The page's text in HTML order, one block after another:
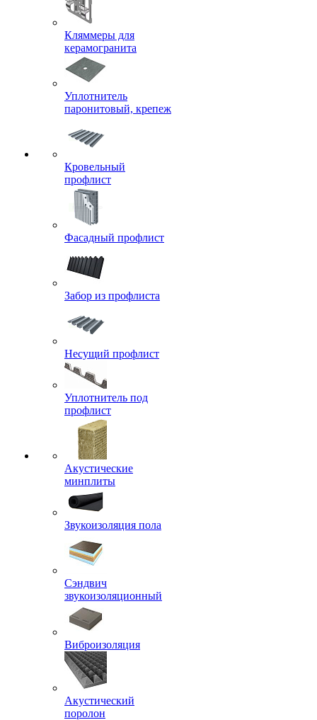
Кляммеры для
керамогранита
Уплотнитель
паронитовый, крепеж
Кровельный
профлист
Фасадный профлист
Забор из профлиста
Несущий профлист
Уплотнитель под
профлист
Акустические
минплиты
Звукоизоляция пола
Сэндвич
звукоизоляционный
Виброизоляция
Акустический
поролон